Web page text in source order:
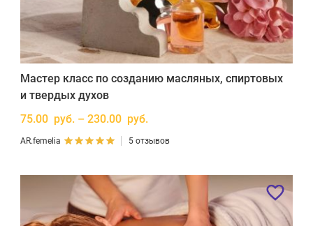
Мастер класс по созданию масляных, спиртовых
и твердых духов
75.00 руб. – 230.00 руб.
AR.femelia 5 отзывов